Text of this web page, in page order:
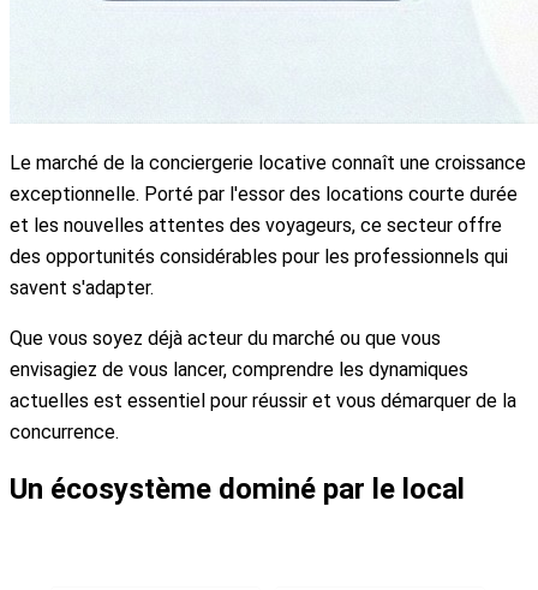
Le marché de la conciergerie locative connaît une croissance
exceptionnelle. Porté par l'essor des locations courte durée
et les nouvelles attentes des voyageurs, ce secteur offre
des opportunités considérables pour les professionnels qui
savent s'adapter.
Que vous soyez déjà acteur du marché ou que vous
envisagiez de vous lancer, comprendre les dynamiques
actuelles est essentiel pour réussir et vous démarquer de la
concurrence.
Un écosystème dominé par le local